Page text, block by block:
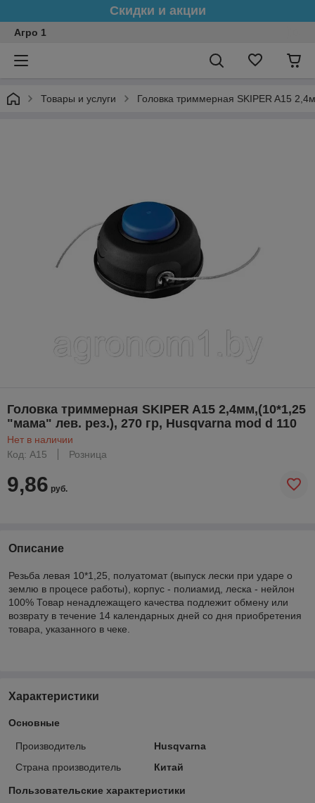
Скидки и акции
Агро 1
Товары и услуги Головка триммерная SKIPER A15
Головка триммерная SKIPER A15 2,4мм,(10*1,25
"мама" лев. рез.), 270 гр, Husqvarna mod d 110
Нет в наличии
Код: A15
Розница
9,86 руб.
Описание
Резьба левая 10*1,25, полуатомат (выпуск лески при ударе о
землю в процесе работы), корпус - полиамид, леска - нейлон
100% Товар ненадлежащего качества подлежит обмену или
возврату в течение 14 календарных дней со дня приобретения
товара, указанного в чеке.
Характеристики
Основные
Производитель
Husqvarna
Страна производитель
Китай
Пользовательские характеристики